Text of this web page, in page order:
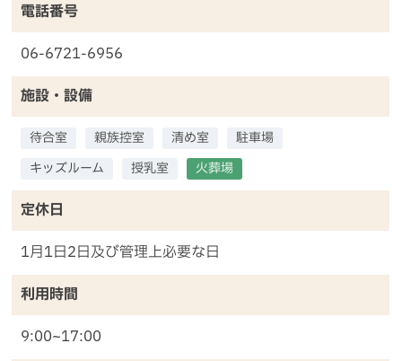
電話番号
06-6721-6956
施設・設備
待合室 親族控室 清め室
駐車場
キッズルーム
授乳室 火葬場
定休日
1月1日2日及び管理上必要な日
利用時間
9:00~17:00